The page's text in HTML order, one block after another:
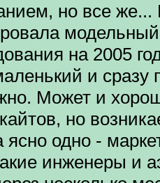
но все же...
на 2005
и сразу
Может и
но
одно -
инженеры и